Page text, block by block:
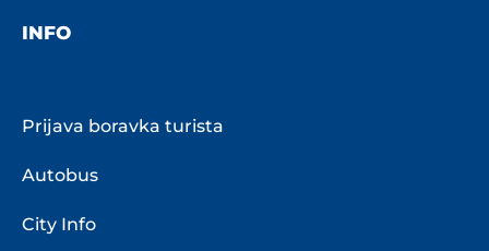
INFO
Prijava boravka turista
Autobus
City Info